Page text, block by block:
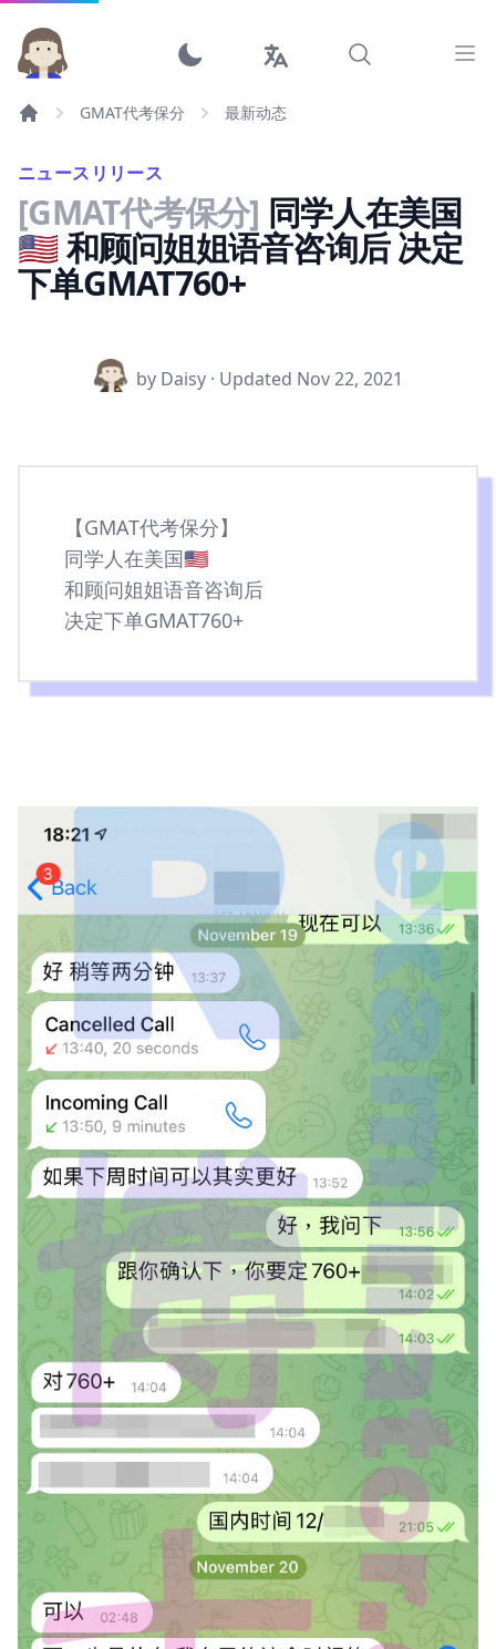
GMAT代考保分 最新动态
ニュースリリース
[GMAT代考保分] 同学人在美国
🇺🇸 和顾问姐姐语音咨询后 决定
下单GMAT760+
by Daisy · Updated Nov 22, 2021
【GMAT代考保分】
同学人在美国🇺🇸
和顾问姐姐语音咨询后
决定下单GMAT760+